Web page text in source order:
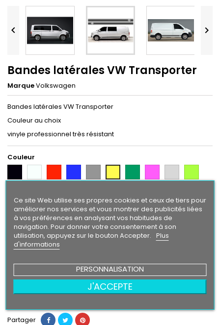
 
Bandes latérales VW Transporter
MarqueVolkswagen
Bandes latérales VW Transporter
Couleur au choix
vinyle professionnel très résistant
Couleur
ArgentCitron
Intense
Finition
Brillant
Mat
49,90 €
 Ajouter au panier
Partager
Ce site Web utilise ses propres cookies et ceux de tiers pour
améliorer nos services et vous montrer des publicités liées
à vos préférences en analysant vos habitudes de
navigation. Pour donner votre consentement à son
utilisation, appuyez sur le bouton Accepter. Plus
d'informations
PERSONNALISATION
J'ACCEPTE